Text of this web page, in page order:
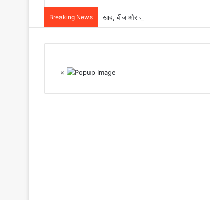
Breaking News खाद, बीज और उर्वरकों की समय पर
×